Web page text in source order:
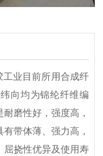
工业目前所用合成纤
向均为锦纶纤维编
磨性好，强度高，
带体薄、强力高，
屈挠性优异及使用寿